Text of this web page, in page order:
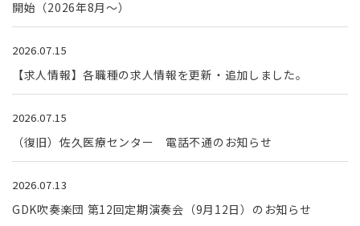
開始（2026年8月～）
2026.07.15
【求人情報】各職種の求人情報を更新・追加しました。
2026.07.15
（復旧）佐久医療センター 電話不通のお知らせ
2026.07.13
GDK吹奏楽団 第12回定期演奏会（9月12日）のお知らせ